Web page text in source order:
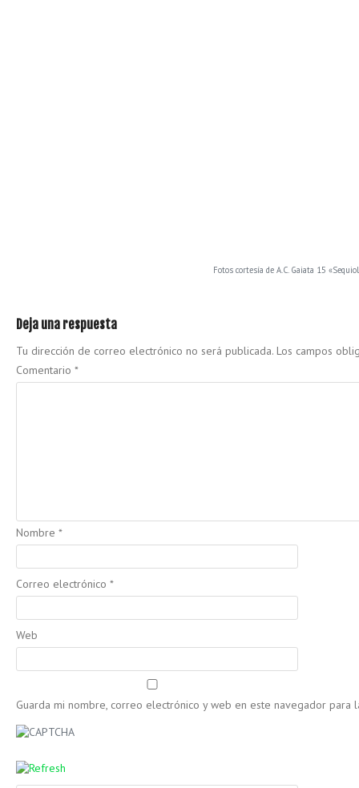
Fotos cortesía de A.C. Gaiata 15
Deja una respuesta
Tu dirección de correo electrónico no será publicada. Los campos
Comentario *
Nombre *
Correo electrónico *
Web
Guarda mi nombre, correo electrónico y web en este navegador para